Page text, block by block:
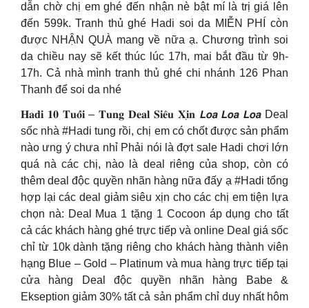
dẫn chờ chị em ghé đến nhận nè bật mí là trị giá lên
đến 599k. Tranh thủ ghé Hadi soi da MIỄN PHÍ còn
được NHẬN QUÀ mang về nữa ạ. Chương trình soi
da chiều nay sẽ kết thúc lúc 17h, mai bắt đầu từ 9h-
17h. Cả nhà mình tranh thủ ghé chi nhánh 126 Phan
Thanh để soi da nhé
𝐇𝐚𝐝𝐢 𝟏𝟎 𝐓𝐮𝐨̂̉𝐢 – 𝐓𝐮𝐧𝐠 𝐃𝐞𝐚𝐥 𝐒𝐢𝐞̂𝐮 𝐗𝐢̣𝐧 𝙇𝙤𝙖 𝙇𝙤𝙖 𝙇𝙤𝙖 Deal
sốc nhà #Hadi tung rồi, chị em có chốt được sản phẩm
nào ưng ý chưa nhỉ Phải nói là đợt sale Hadi chơi lớn
quá nà các chị, nào là deal riêng của shop, còn có
thêm deal độc quyền nhãn hàng nữa đấy ạ #Hadi tổng
hợp lại các deal giảm siêu xịn cho các chị em tiện lựa
chọn nà: Deal Mua 1 tặng 1 Cocoon áp dụng cho tất
cả các khách hàng ghé trực tiếp và online Deal giá sốc
chỉ từ 10k dành tặng riêng cho khách hàng thành viên
hạng Blue – Gold – Platinum và mua hàng trực tiếp tại
cửa hàng Deal độc quyền nhãn hàng Babe &
Ekseption giảm 30% tất cả sản phẩm chỉ duy nhất hôm